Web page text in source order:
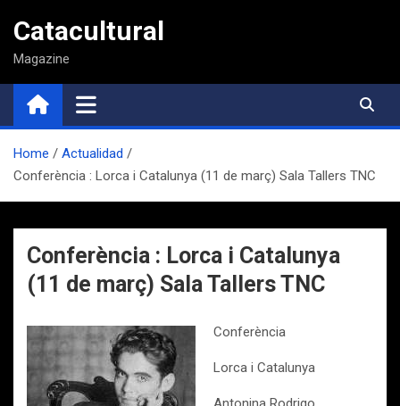
contenido
Catacultural
Magazine
Home
Actualidad
Conferència : Lorca i Catalunya (11 de març) Sala Tallers TNC
Conferència : Lorca i Catalunya
(11 de març) Sala Tallers TNC
Conferència
Lorca i Catalunya